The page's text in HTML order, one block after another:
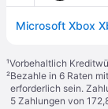
¹Vorbehaltlich
²Bezahle in 6 Raten
erforderlich sein.
5 Zahlungen von